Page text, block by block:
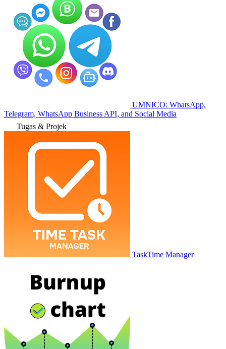
UMNICO: WhatsApp,
Telegram, WhatsApp Business API, and Social Media
Tugas & Projek
TaskTime Manager